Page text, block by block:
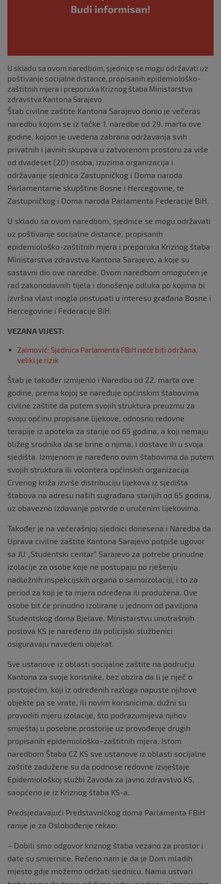
U skladu sa ovom naredbom, sjednice se mogu održavati uz
poštivanje socijalne distance, propisanih epidemiološko-
zaštitnih mjera i preporuka Kriznog štaba Ministarstva
zdravstva Kantona Sarajevo
Štab civilne zaštite Kantona Sarajevo donio je večeras
naredbu kojom se iz tačke 1. naredbe od 29. marta ove
godine, kojom je uvedena zabrana održavanja svih
privatnih i javnih skupova u zatvorenom prostoru za više
od dvadeset (20) osoba, izuzima organizacija i
održavanje sjednica Zastupničkog i Doma naroda
Parlamentarne skupštine Bosne i Hercegovine, te
Zastupničkog i Doma naroda Parlamenta Federacije BiH.
U skladu sa ovom naredbom, sjednice se mogu održavati
uz poštivanje socijalne distance, propisanih
epidemiološko-zaštitnih mjera i preporuka Kriznog štaba
Ministarstva zdravstva Kantona Sarajevo, a koje su
sastavni dio ove naredbe. Ovom naredbom omogućen je
rad zakonodavnih tijela i donošenje odluka po kojima bi
izvršna vlast mogla postupati u interesu građana Bosne i
Hercegovine i Federacije BiH.
VEZANA VIJEST:
Zaimović: Sjednica Parlamenta FBiH neće biti održana,
veliki je rizik
Štab je također izmijenio i Naredbu od 22. marta ove
godine, prema kojoj se naređuje općinskim štabovima
civilne zaštite da putem svojih struktura preuzmu za
svoju općinu propisane lijekove, odnosno redovne
terapije iz apoteka za starije od 65 godina, a koji nemaju
bližeg srodnika da se brine o njima, i dostave ih u svoja
sjedišta. Izmjenom je naređeno ovim štabovima da putem
svojih struktura ili volontera općinskih organizacija
Crvenog križa izvrše distribuciju lijekova iz sjedišta
štabova na adresu naših sugrađana starijih od 65 godina,
uz obavezno izdavanje potvrde o uručenim lijekovima.
Također je na večerašnjoj sjednici donesena i Naredba da
Uprava civilne zaštite Kantona Sarajevo potpiše ugovor
sa JU „Studentski centar“ Sarajevo za potrebe prinudne
izolacije za osobe koje ne postupaju po rješenju
nadležnih inspekcijskih organa o samoizolaciji, i to za
period za koji je ta mjera određena ili produžena. Ove
osobe bit će prinudno izolirane u jednom od paviljona
Studentskog doma Bjelave. Ministarstvu unutrašnjih
poslova KS je naređeno da policijski službenici
osiguravaju navedeni objekat.
Sve ustanove iz oblasti socijalne zaštite na području
Kantona za svoje korisnike, bez obzira da li je riječ o
postojećim, koji iz određenih razloga napuste njihove
objekte pa se vrate, ili novim korisnicima, dužni su
provoditi mjeru izolacije, što podrazumijeva njihov
smještaj u posebne prostorije uz provođenje drugih
propisanih epidemiološko–zaštitnih mjera. Istom
naredbom Štaba CZ KS sve ustanove iz oblasti socijalne
zaštite zadužene su da podnose redovne izvještaje
Epidemiološkoj službi Zavoda za javno zdravstvo KS,
saopćeno je iz Kriznog štaba KS-a.
Predsjedavajući Predstavničkog doma Parlamenta FBiH
ranije je za Oslobođenje rekao:
– Dobili smo odgovor kriznog štaba vezano za prostor i
date su smjernice. Rečeno nam je da je Dom mladih
mjesto gdje možemo održati sjednicu. Nama ustvari